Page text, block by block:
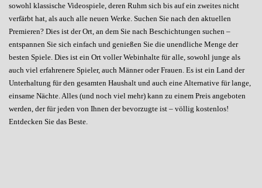
sowohl klassische Videospiele, deren Ruhm sich bis auf ein zweites nicht
verfärbt hat, als auch alle neuen Werke. Suchen Sie nach den aktuellen
Premieren? Dies ist der Ort, an dem Sie nach Beschichtungen suchen –
entspannen Sie sich einfach und genießen Sie die unendliche Menge der
besten Spiele. Dies ist ein Ort voller Webinhalte für alle, sowohl junge als
auch viel erfahrenere Spieler, auch Männer oder Frauen. Es ist ein Land der
Unterhaltung für den gesamten Haushalt und auch eine Alternative für lange,
einsame Nächte. Alles (und noch viel mehr) kann zu einem Preis angeboten
werden, der für jeden von Ihnen der bevorzugte ist – völlig kostenlos!
Entdecken Sie das Beste.